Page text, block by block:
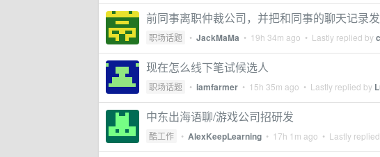
前同事离职仲裁公司，并把和同事的聊天记录
职场话题 • JackMaMa • 19h 34m ago • Lastly replied by
现在怎么线下笔试候选人
职场话题 • iamfarmer • 15h 35m ago • Lastly replied by
中东出海语聊/游戏公司招研发
酷工作 • AlexKeepLearning • 17h 1m ago • Lastly